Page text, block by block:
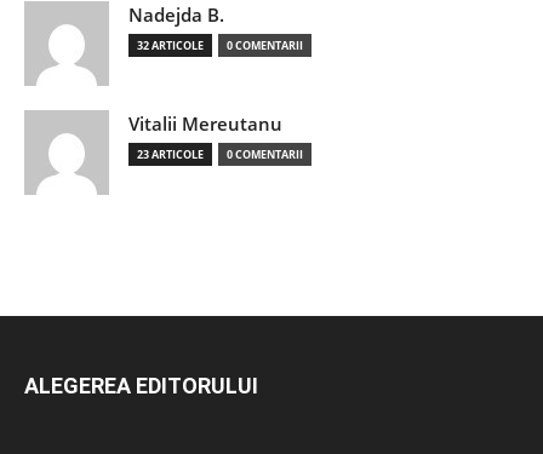
Nadejda B.
32 ARTICOLE 0 COMENTARII
Vitalii Mereutanu
23 ARTICOLE 0 COMENTARII
ALEGEREA EDITORULUI